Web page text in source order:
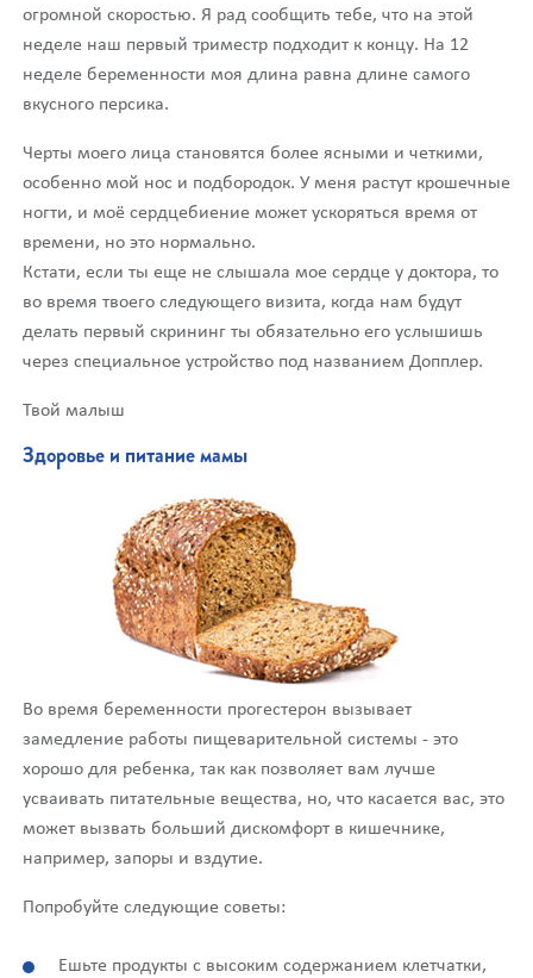
огромной скоростью. Я рад сообщить тебе, что на этой
неделе наш первый триместр подходит к концу. На 12
неделе беременности моя длина равна длине самого
вкусного персика.
Черты моего лица становятся более ясными и четкими,
особенно мой нос и подбородок. У меня растут крошечные
ногти, и моё сердцебиение может ускоряться время от
времени, но это нормально.
Кстати, если ты еще не слышала мое сердце у доктора, то
во время твоего следующего визита, когда нам будут
делать первый скрининг ты обязательно его услышишь
через специальное устройство под названием Допплер.
Твой малыш
Здоровье и питание мамы
Во время беременности прогестерон вызывает
замедление работы пищеварительной системы - это
хорошо для ребенка, так как позволяет вам лучше
усваивать питательные вещества, но, что касается вас, это
может вызвать больший дискомфорт в кишечнике,
например, запоры и вздутие.
Попробуйте следующие советы:
Ешьте продукты с высоким содержанием клетчатки,